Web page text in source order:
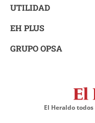
UTILIDAD
EH PLUS
GRUPO OPSA
El Heraldo